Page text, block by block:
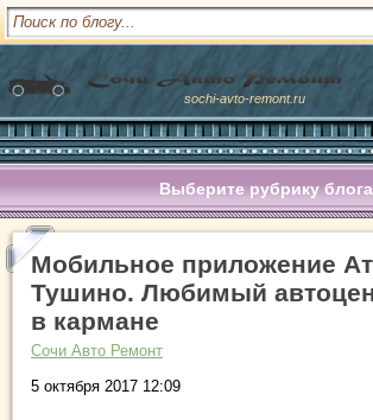
sochi-avto-remont.ru
Выберите рубрику блога
Мобильное приложение
Тушино. Любимый
в кармане
Сочи Авто Ремонт
5 октября 2017 12:09